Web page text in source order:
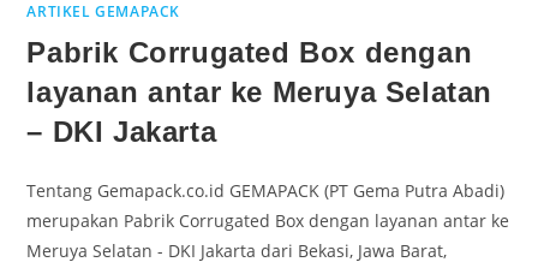
ARTIKEL GEMAPACK
Pabrik Corrugated Box dengan
layanan antar ke Meruya Selatan
– DKI Jakarta
Tentang Gemapack.co.id GEMAPACK (PT Gema Putra Abadi)
merupakan Pabrik Corrugated Box dengan layanan antar ke
Meruya Selatan - DKI Jakarta dari Bekasi, Jawa Barat,